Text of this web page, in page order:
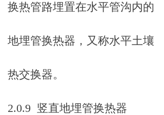
换热管路埋置在水平管沟内的
地埋管换热器，又称水平土壤
热交换器。
2.0.9 竖直地埋管换热器